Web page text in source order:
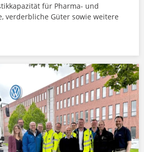
für Pharma- und
verderbliche Güter sowie weitere